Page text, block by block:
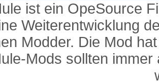
ist ein OpeSource
Weiterentwicklung
Modder. Die Mod
Mods sollten